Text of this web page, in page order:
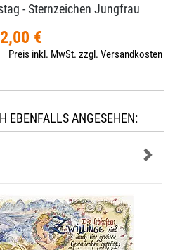
- Sternzeichen Jungfrau
€
Preis inkl. MwSt. zzgl. Versandkosten
EBENFALLS ANGESEHEN: